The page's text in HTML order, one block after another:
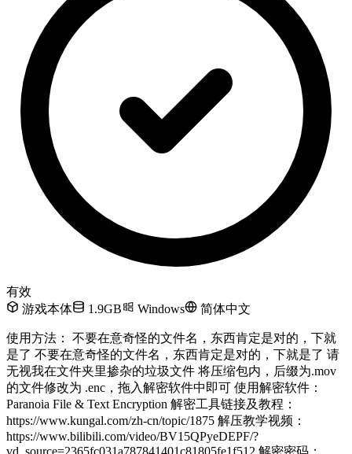
有效
游戏本体
1.9GB Windows 简体中文
使用方法： 不要在意奇怪的文件名，东西肯定是对的，下就
是了 不要在意奇怪的文件名，东西肯定是对的，下就是了 请
无视我在文件夹里掺杂的垃圾文件 将压缩包内，后缀为.mov
的文件修改为 .enc，拖入解密软件中即可 使用解密软件：
Paranoia File & Text Encryption 解密工具链接及教程：
https://www.kungal.com/zh-cn/topic/1875 解压教学视频：
https://www.bilibili.com/video/BV15QPyeDEPF/?